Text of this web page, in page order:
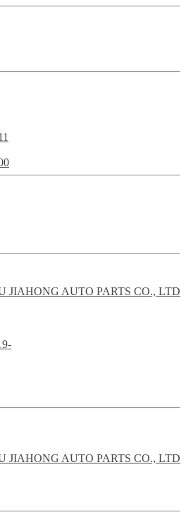
JIAHONG AUTO PARTS CO., LTD
JIAHONG AUTO PARTS CO., LTD